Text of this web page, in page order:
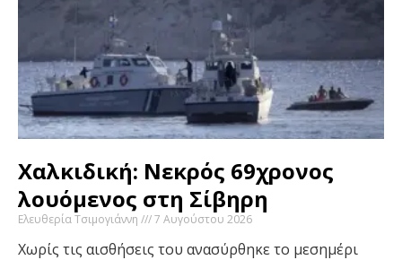
Χαλκιδική: Νεκρός 69χρονος
λουόμενος στη Σίβηρη
Ελευθερία Τσιμογιάννη 7 Αυγούστου 2026
Χωρίς τις αισθήσεις του ανασύρθηκε το μεσημέρι